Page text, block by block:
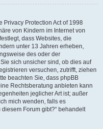
Privacy Protection Act of 1998
von Kindern im Internet von
dass Websites, die
unter 13 Jahren erheben,
des oder der
sich unsicher sind, ob dies auf
versuchen, zutrifft, ziehen
beachten Sie, dass phpBB
Rechtsberatung anbieten kann
jeglicher Art ist; außer
mich wenden, falls es
Forum gibt?“ behandelt